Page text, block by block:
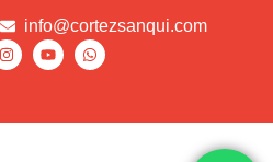
info@cortezsanqui.com